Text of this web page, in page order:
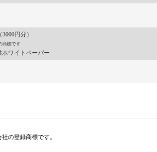
円分）
商標です
ワイトペーパー
の登録商標です。